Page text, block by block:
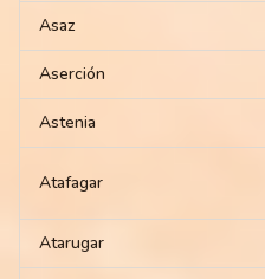
Asaz
Aserción
Astenia
Atafagar
Atarugar